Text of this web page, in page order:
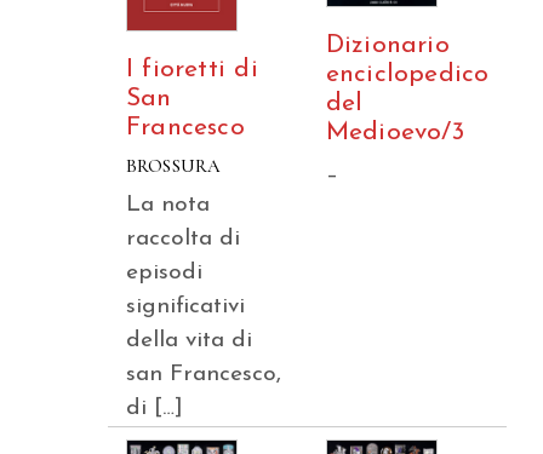
I fioretti di
San
Francesco
BROSSURA
La nota
raccolta di
episodi
significativi
della vita di
san Francesco,
di […]
Dizionario
enciclopedico
del
Medioevo/3
–